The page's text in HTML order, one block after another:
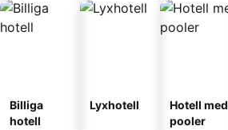
Billiga
hotell
Lyxhotell
Hotell med
pooler